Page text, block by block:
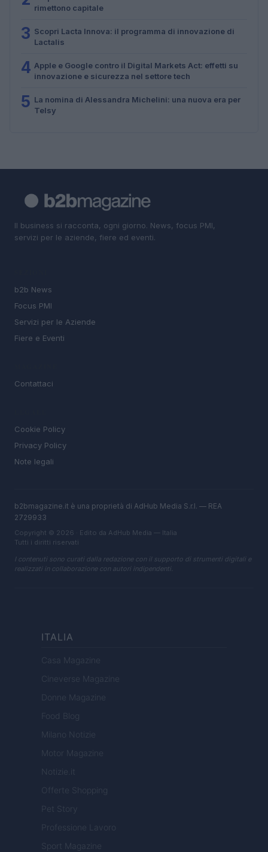
rimettono capitale
3 Scopri Lacta Innova: il programma di innovazione di
Lactalis
4 Apple e Google contro il Digital Markets Act: effetti su
innovazione e sicurezza nel settore tech
5 La nomina di Alessandra Michelini: una nuova era per
Telsy
Il business si racconta, ogni giorno. News, focus PMI,
servizi per le aziende, fiere ed eventi.
b2b News
Focus PMI
Servizi per le Aziende
Fiere e Eventi
Contattaci
Cookie Policy
Privacy Policy
Note legali
b2bmagazine.it è una proprietà di AdHub Media S.r.l. — REA
2729933
Copyright © 2026 · Edito da AdHub Media — Italia
Tutti i diritti riservati
I contenuti sono curati dalla redazione con il supporto di strumenti digitali e
realizzati in collaborazione con autori indipendenti.
ITALIA
Casa Magazine
Cineverse Magazine
Donne Magazine
Food Blog
Milano Notizie
Motor Magazine
Notizie.it
Offerte Shopping
Pet Story
Professione Lavoro
Sport Magazine